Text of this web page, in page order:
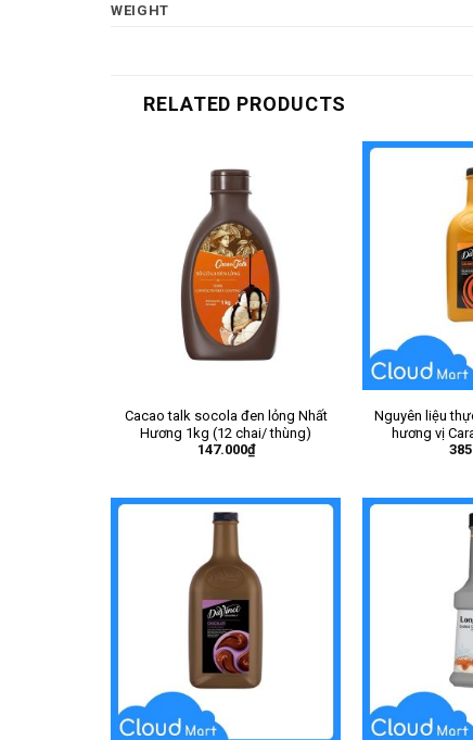
WEIGHT
RELATED PRODUCTS
Cacao talk socola đen lỏng Nhất
Hương 1kg (12 chai/ thùng)
147.000₫
Nguyên liệu
hương vị
Gourmet